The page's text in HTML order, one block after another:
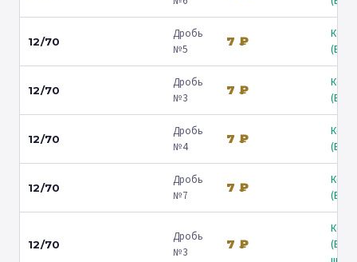
12/70
Дробь
№5
7 ₽
12/70
Дробь
№3
7 ₽
12/70
Дробь
№4
7 ₽
12/70
Дробь
№7
7 ₽
12/70
Дробь
№3
7 ₽